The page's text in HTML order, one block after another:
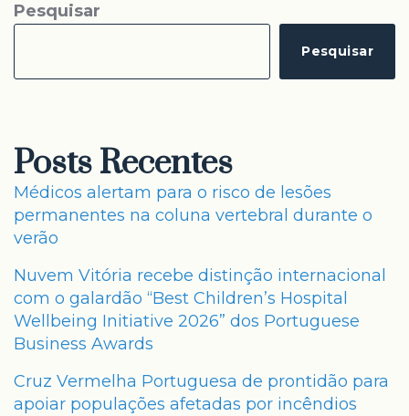
Pesquisar
Pesquisar
Posts Recentes
Médicos alertam para o risco de lesões
permanentes na coluna vertebral durante o
verão
Nuvem Vitória recebe distinção internacional
com o galardão “Best Children’s Hospital
Wellbeing Initiative 2026” dos Portuguese
Business Awards
Cruz Vermelha Portuguesa de prontidão para
apoiar populações afetadas por incêndios